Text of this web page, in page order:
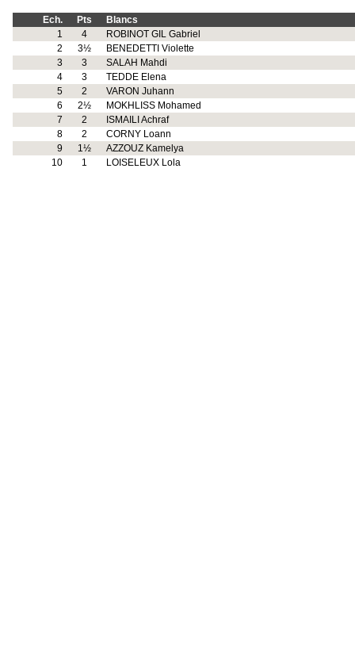
Ech. Pts
Blancs
1
4
ROBINOT GIL Gabriel
2
3½
BENEDETTI Violette
3
3
SALAH Mahdi
4
3
TEDDE Elena
5
2
VARON Juhann
6
2½
MOKHLISS Mohamed
7
2
ISMAILI Achraf
8
2
CORNY Loann
9
1½
AZZOUZ Kamelya
10
1 LOISELEUX Lola